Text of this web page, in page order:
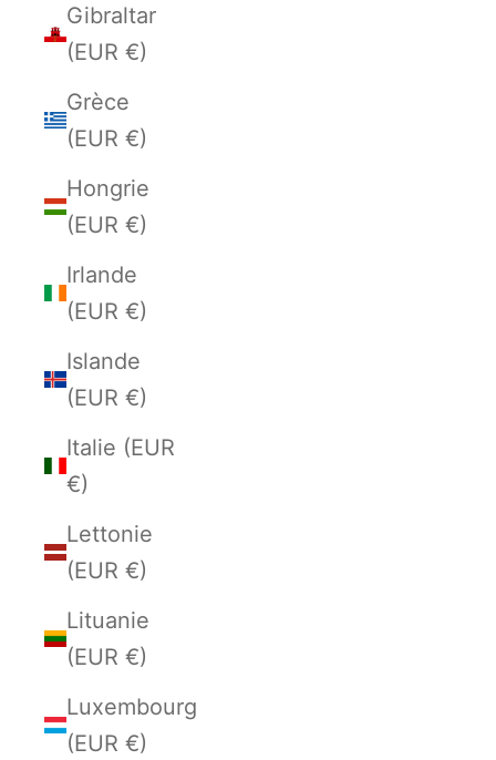
Gibraltar
(EUR €)
Grèce
(EUR €)
Hongrie
(EUR €)
Irlande
(EUR €)
Islande
(EUR €)
Italie (EUR
€)
Lettonie
(EUR €)
Lituanie
(EUR €)
Luxembourg
(EUR €)